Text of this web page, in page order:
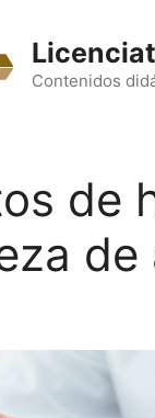
Contenidos
de